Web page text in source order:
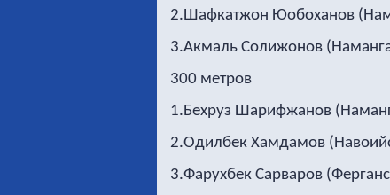
2.Шафкатжон Юобоханов
3.Акмаль Солижонов
300 метров
1.Бехруз Шарифжанов
2.Одилбек Хамдамов
3.Фарухбек Сарваров